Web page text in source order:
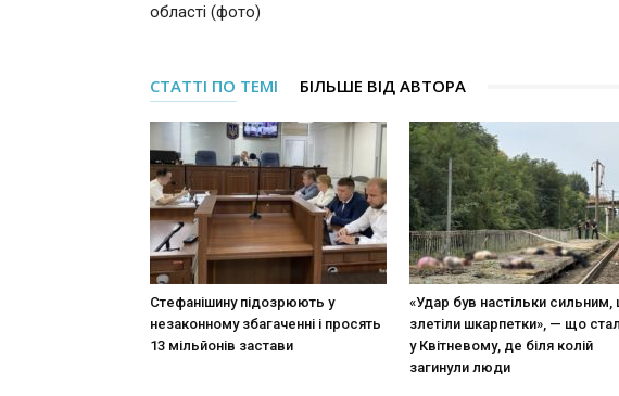
області (фото)
СТАТТІ ПО ТЕМІ БІЛЬШЕ ВІД АВТОРА
Стефанішину підозрюють у
незаконному збагаченні і просять
13 мільйонів застави
«Удар був настільки
злетіли шкарпетки», — що
у Квітневому, де біля колій
загинули люди